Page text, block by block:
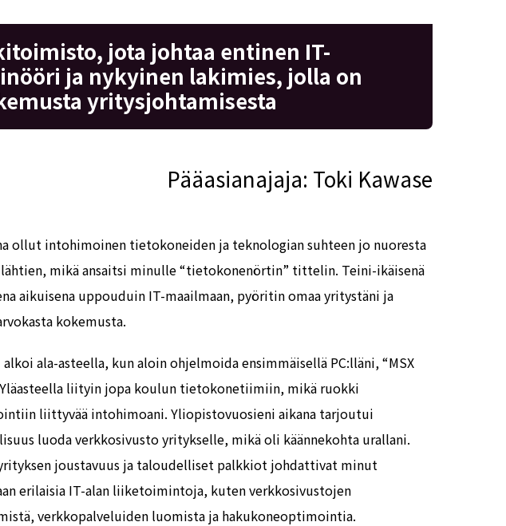
jota johtaa entinen IT-
ja nykyinen lakimies, jolla on
yritysjohtamisesta
Pääasianajaja: Toki Kawase
ollut intohimoinen tietokoneiden ja teknologian suhteen jo nuoresta
mikä ansaitsi minulle “tietokonenörtin” tittelin. Teini-ikäisenä
aikuisena uppouduin IT-maailmaan, pyöritin omaa yritystäni ja
kokemusta.
alkoi ala-asteella, kun aloin ohjelmoida ensimmäisellä PC:lläni, “MSX
liityin jopa koulun tietokonetiimiin, mikä ruokki
liittyvää intohimoani. Yliopistovuosieni aikana tarjoutui
luoda verkkosivusto yritykselle, mikä oli käännekohta urallani.
joustavuus ja taloudelliset palkkiot johdattivat minut
erilaisia IT-alan liiketoimintoja, kuten verkkosivustojen
verkkopalveluiden luomista ja hakukoneoptimointia.